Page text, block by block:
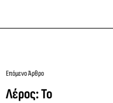
Επόμενο Άρθρο
Λέρος: Το